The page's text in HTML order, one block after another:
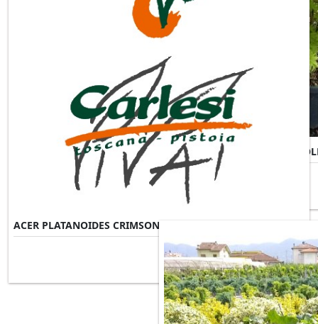
ACER PALMATUM
ACER PLATANOIDES CRIMSON SENTRY
Misure Disponibili ►